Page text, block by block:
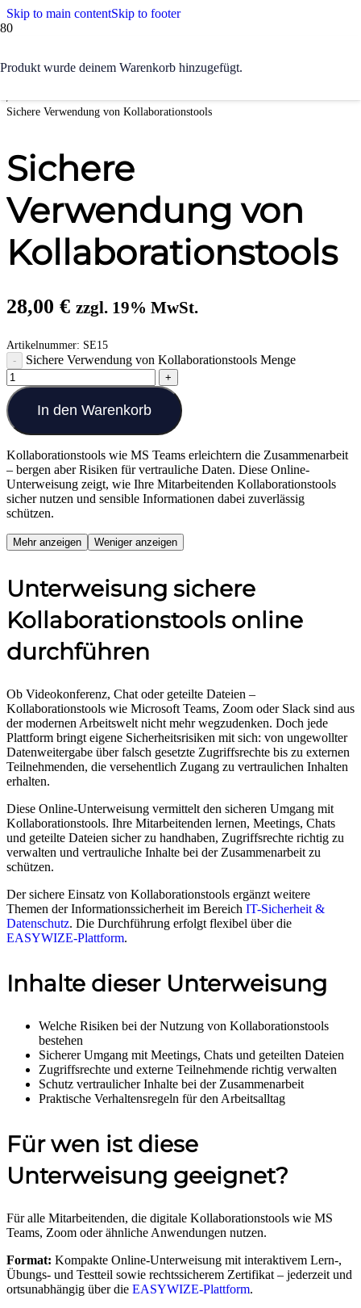
Skip to main contentSkip to footer
Produkt wurde deinem Warenkorb hinzugefügt.
/
/
Sichere Verwendung von Kollaborationstools
Sichere
Verwendung von
Kollaborationstools
28,00 € zzgl. 19% MwSt.
Artikelnummer: SE15
Sichere Verwendung von Kollaborationstools Menge
In den Warenkorb
Kollaborationstools wie MS Teams erleichtern die Zusammenarbeit
– bergen aber Risiken für vertrauliche Daten. Diese Online-
Unterweisung zeigt, wie Ihre Mitarbeitenden Kollaborationstools
sicher nutzen und sensible Informationen dabei zuverlässig
schützen.
Mehr anzeigen Weniger anzeigen
Unterweisung sichere
Kollaborationstools online
durchführen
Ob Videokonferenz, Chat oder geteilte Dateien –
Kollaborationstools wie Microsoft Teams, Zoom oder Slack sind aus
der modernen Arbeitswelt nicht mehr wegzudenken. Doch jede
Plattform bringt eigene Sicherheitsrisiken mit sich: von ungewollter
Datenweitergabe über falsch gesetzte Zugriffsrechte bis zu externen
Teilnehmenden, die versehentlich Zugang zu vertraulichen Inhalten
erhalten.
Diese Online-Unterweisung vermittelt den sicheren Umgang mit
Kollaborationstools. Ihre Mitarbeitenden lernen, Meetings, Chats
und geteilte Dateien sicher zu handhaben, Zugriffsrechte richtig zu
verwalten und vertrauliche Inhalte bei der Zusammenarbeit zu
schützen.
Der sichere Einsatz von Kollaborationstools ergänzt weitere
Themen der Informationssicherheit im Bereich IT-Sicherheit &
Datenschutz. Die Durchführung erfolgt flexibel über die
EASYWIZE-Plattform.
Inhalte dieser Unterweisung
Welche Risiken bei der Nutzung von Kollaborationstools
bestehen
Sicherer Umgang mit Meetings, Chats und geteilten Dateien
Zugriffsrechte und externe Teilnehmende richtig verwalten
Schutz vertraulicher Inhalte bei der Zusammenarbeit
Praktische Verhaltensregeln für den Arbeitsalltag
Für wen ist diese
Unterweisung geeignet?
Für alle Mitarbeitenden, die digitale Kollaborationstools wie MS
Teams, Zoom oder ähnliche Anwendungen nutzen.
Format: Kompakte Online-Unterweisung mit interaktivem Lern-,
Übungs- und Testteil sowie rechtssicherem Zertifikat – jederzeit und
ortsunabhängig über die EASYWIZE-Plattform.